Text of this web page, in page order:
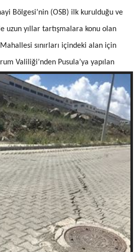
Bölgesi’nin (OSB) ilk kurulduğu ve
uzun yıllar tartışmalara konu olan
sınırları içindeki alan için
Valiliği’nden Pusula’ya yapılan